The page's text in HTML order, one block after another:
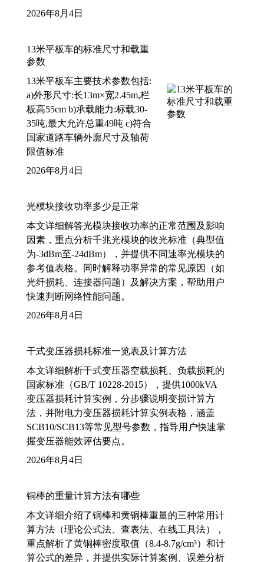
2026年8月4日
13米平板车的标准尺寸和载重
参数
13米平板车主要技术参数包括:
a)外形尺寸:长13m×宽2.45m,栏
板高55cm b)承载能力:标载30-
35吨,最大允许总重49吨 c)符合
国家道路车辆外廓尺寸及轴荷
限值标准
2026年8月4日
光模块接收功率多少是正常
本文详细解答光模块接收功率的正常范围及影响
因素，重点分析千兆光模块的收光标准（典型值
为-3dBm至-24dBm），并提供不同速率光模块的
参考值表格。同时解释功率异常的常见原因（如
光纤损耗、连接器问题）及解决方案，帮助用户
快速判断网络性能问题。
2026年8月4日
干式变压器损耗标准一览表及计算方法
本文详细解析干式变压器空载损耗、负载损耗的
国家标准（GB/T 10228-2015），提供1000kVA
变压器损耗计算实例，分步骤说明变损计算方
法，并附电力变压器损耗计算实例表格，涵盖
SCB10/SCB13等常见型号参数，指导用户快速掌
握变压器能效评估要点。
2026年8月4日
铜棒的重量计算方法有哪些
本文详细介绍了铜棒和黄铜棒重量的三种常用计
算方法（理论公式法、查表法、在线工具法），
重点解析了黄铜棒密度取值（8.4-8.7g/cm³）和计
算公式的差异，并提供实际计算案例、误差分析